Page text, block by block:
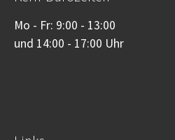
Mo - Fr: 9:00 - 13:00
und 14:00 - 17:00 Uhr